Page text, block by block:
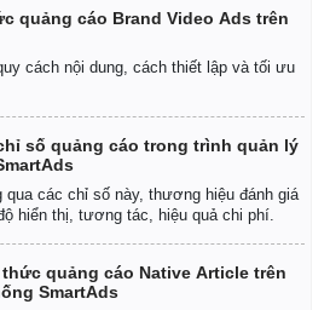
quảng cáo Brand Video Ads trên
cách nội dung, cách thiết lập và tối ưu
số quảng cáo trong trình quản lý
qua các chỉ số này, thương hiệu đánh giá
hiển thị, tương tác, hiệu quả chi phí.
thức quảng cáo Native Article trên
SmartAds